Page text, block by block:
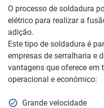
O processo de soldadura
elétrico para realizar a
adição.
Este tipo de soldadura é
empresas de serralharia e
vantagens que oferece em
operacional e económico:
Grande velocidade